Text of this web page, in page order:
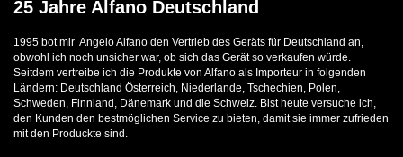
25 Jahre Alfano Deutschland
1995 bot mir Angelo Alfano den Vertrieb des Geräts für Deutschland an,
obwohl ich noch unsicher war, ob sich das Gerät so verkaufen würde.
Seitdem vertreibe ich die Produkte von Alfano als Importeur in folgenden
Ländern: Deutschland Österreich, Niederlande, Tschechien, Polen,
Schweden, Finnland, Dänemark und die Schweiz. Bist heute versuche ich,
den Kunden den bestmöglichen Service zu bieten, damit sie immer zufrieden
mit den Produckte sind.